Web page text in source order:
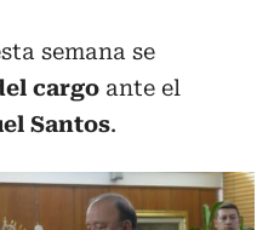
semana se
cargo ante el
Santos.